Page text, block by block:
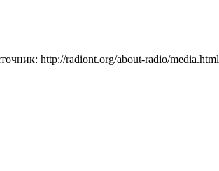
http://radiont.org/about-radio/media.html